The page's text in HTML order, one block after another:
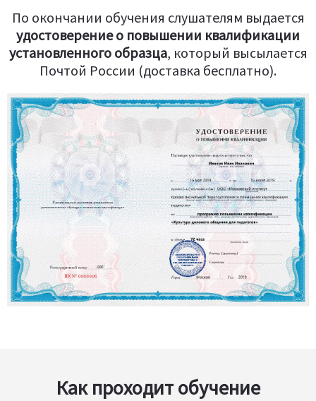
По окончании обучения слушателям выдается
удостоверение о повышении квалификации
установленного образца, который высылается
Почтой России (доставка бесплатно).
Как проходит обучение